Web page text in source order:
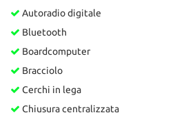
Autoradio digitale
Bluetooth
Boardcomputer
Bracciolo
Cerchi in lega
Chiusura centralizzata